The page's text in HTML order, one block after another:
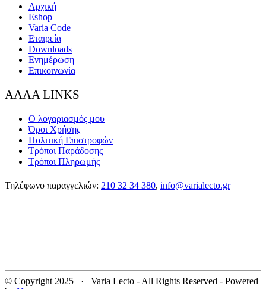
Αρχική
Eshop
Varia Code
Εταιρεία
Downloads
Ενημέρωση
Επικοινωνία
ΑΛΛΑ LINKS
Ο λογαριασμός μου
Όροι Χρήσης
Πολιτική Επιστροφών
Τρόποι Παράδοσης
Τρόποι Πληρωμής
Τηλέφωνο παραγγελιών: 210 32 34 380, info@varialecto.gr
© Copyright 2025 · Varia Lecto - All Rights Reserved - Powered